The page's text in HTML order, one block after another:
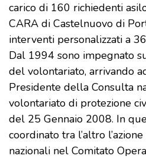
carico di 160 richiedenti
CARA di Castelnuovo di
interventi personalizzati a
Dal 1994 sono impegnato
del volontariato, arrivando
Presidente della Consulta
volontariato di protezione
del 25 Gennaio 2008. In
coordinato tra l’altro
nazionali nel Comitato